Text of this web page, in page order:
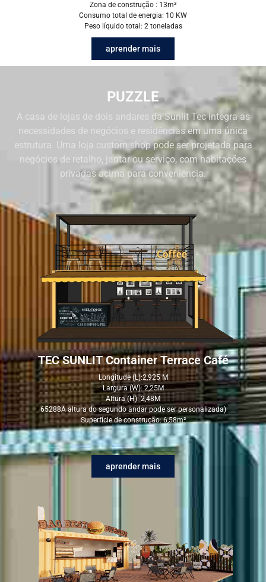
Zona de construção : 13m²
Consumo total de energia: 10 KW
Peso líquido total: 2 toneladas
aprender mais
PUZZLE
A casa de lojas de dois andares da Sunlit Tec integra as
necessidades de negócios e residências em uma única
estrutura. Uma loja custom shop pode ser projetada para
negócios de retalho, jantar ou serviço, com habitações
privadas acima para conveniência.
TEC SUNLIT Container Terrace Café
Longitude (L):2,925 M
Largura (W): 2,25M
Altura (H): 2,48M
65288A altura do segundo andar pode ser personalizada)
Superfície de construção: 6,58m²
aprender mais